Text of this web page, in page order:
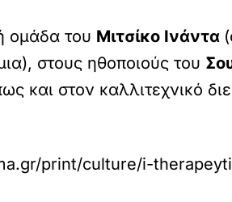
ομάδα του Μιτσίκο Ινάντα
στους ηθοποιούς του
και στον καλλιτεχνικό
print/culture/i-